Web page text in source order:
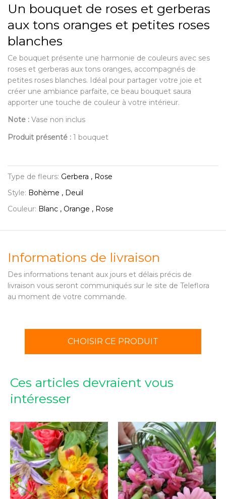
Un bouquet de roses et gerberas
aux tons oranges et petites roses
blanches
Ce bouquet présente une harmonie de couleurs avec ses
roses et gerberas aux tons oranges, accompagnés de
petites roses blanches. Idéal pour partager votre joie et
créer une ambiance parfaite, ce beau bouquet saura
apporter une touche de couleur à votre intérieur.
Note : Vase non inclus
Produit présenté : 1 bouquet
Type de fleurs: Gerbera , Rose
Style: Bohème , Deuil
Couleur: Blanc , Orange , Rose
Informations de livraison
Des informations tenant aux jours et délais précis de
livraison vous seront communiqués sur le site de Teleflora
au moment de votre commande.
CHOISIR CE PRODUIT
Ces articles devraient vous
intéresser